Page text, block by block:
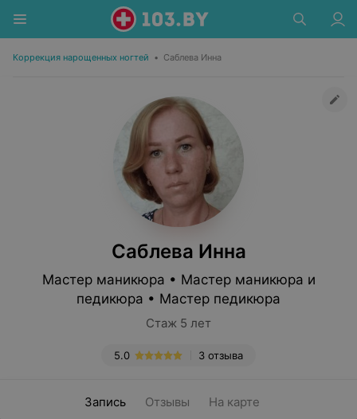
Коррекция нарощенных ногтей • Саблева Инна
Саблева Инна
Мастер маникюра • Мастер маникюра и
педикюра • Мастер педикюра
Стаж 5 лет
3 отзыва
5.0
Запись Отзывы На карте